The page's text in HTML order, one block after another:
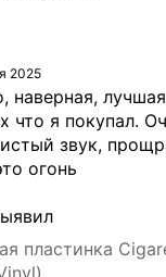
2025
наверная,
что я покупал.
звук,
огонь
пластинка